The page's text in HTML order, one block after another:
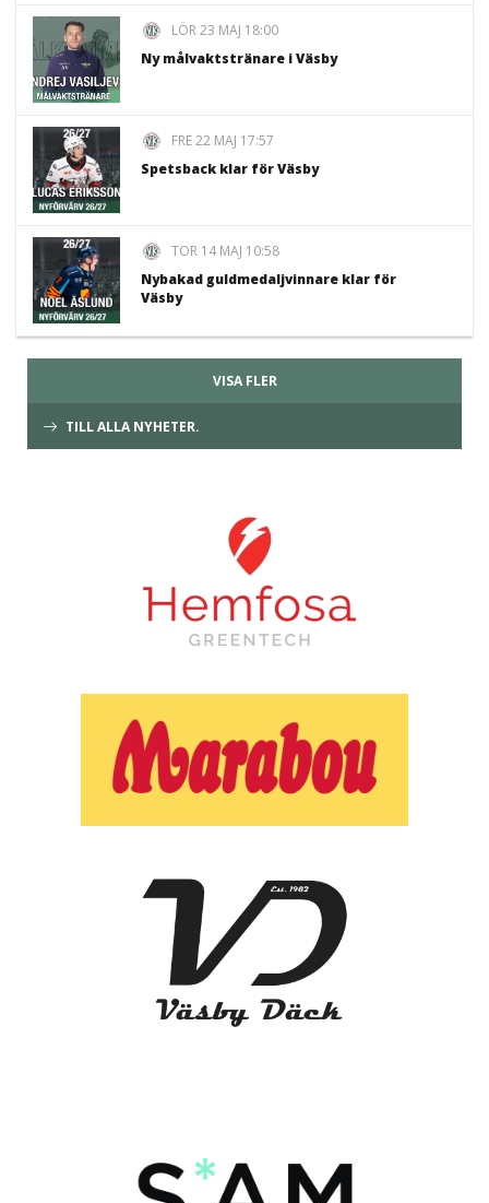
LÖR 23 MAJ 18:00
Ny målvaktstränare i Väsby
FRE 22 MAJ 17:57
Spetsback klar för Väsby
TOR 14 MAJ 10:58
Nybakad guldmedaljvinnare klar för
Väsby
VISA FLER
TILL ALLA NYHETER.